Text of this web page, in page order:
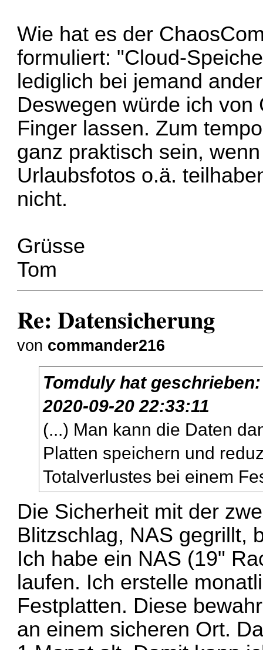
Wie hat es der
formuliert: "Cloud-
lediglich bei jemand
Deswegen würde ich
Finger lassen. Zum
ganz praktisch sein,
Urlaubsfotos o.ä.
nicht.
Grüsse
Tom
Re: Datensicherung
von commander216
Tomdulyhat
2020-09-20 22:33:11
(...) Man kann die Daten
Platten speichern und
Totalverlustes bei einem
Die Sicherheit mit der
Blitzschlag, NAS gegrillt,
Ich habe ein NAS (19"
laufen. Ich erstelle
Festplatten. Diese
an einem sicheren Ort.